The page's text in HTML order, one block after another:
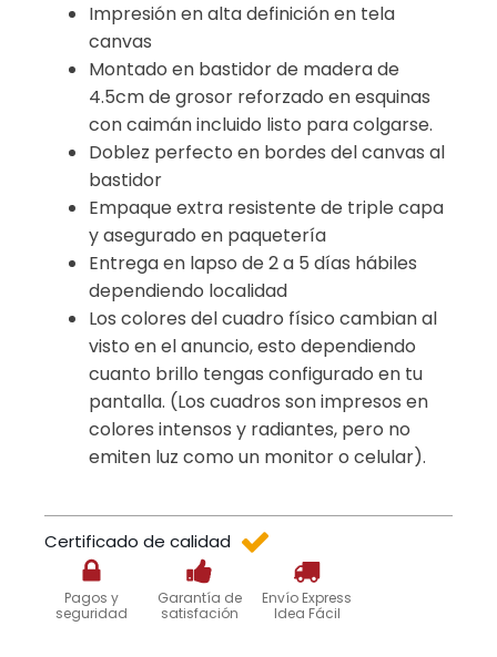
Impresión en alta definición en tela
canvas
Montado en bastidor de madera de
4.5cm de grosor reforzado en esquinas
con caimán incluido listo para colgarse.
Doblez perfecto en bordes del canvas al
bastidor
Empaque extra resistente de triple capa
y asegurado en paquetería
Entrega en lapso de 2 a 5 días hábiles
dependiendo localidad
Los colores del cuadro físico cambian al
visto en el anuncio, esto dependiendo
cuanto brillo tengas configurado en tu
pantalla. (Los cuadros son impresos en
colores intensos y radiantes, pero no
emiten luz como un monitor o celular).
Certificado de calidad
Pagos y
seguridad
Garantía de
satisfación
Envío Express
Idea Fácil